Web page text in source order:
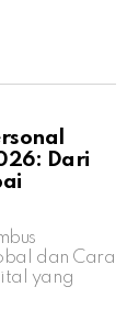
Dari
dan Cara
yang